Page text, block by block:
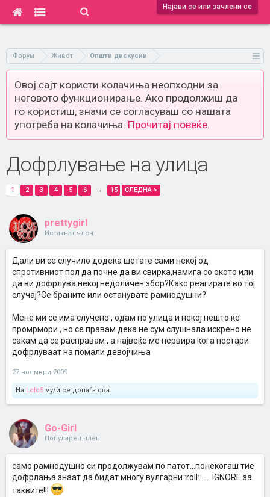
Најави се или зачлени се
Форум Живот Општи дискусии
Овој сајт користи колачиња неопходни за
неговото функционирање. Ако продолжиш да
го користиш, значи се согласуваш со нашата
употреба на колачиња. Прочитај повеќе.
Дофрлување на улица
1 2 3 4 5 6 → 15 СЛЕДНА >
prettygirl
Истакнат член
Дали ви се случило додека шетате сами некој од
спротивниот пол да почне да ви свирка,намига со окото или
да ви дофрлува некој недоличен збор?Како реагирате во тој
случај?Се браните или останувате рамнодушни?
Мене ми се има случено , одам по улица и некој нешто ке
промрмори , но се правам дека не сум слушнала искрено не
сакам да се расправам , а највеќе ме нервира кога постари
дофрлуваат на помали девојчиња
27 ноември 2009
На Lolo5 му/ѝ се допаѓа ова.
Go-Girl
Популарен член
само рамнодушно си продолжувам по патот...понекогаш тие
дофрлања знаат да бидат многу вулгарни :roll: ......IGNORE за
таквите!!!